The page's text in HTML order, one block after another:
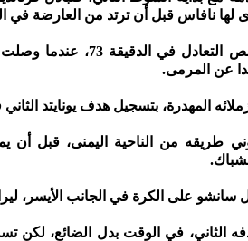
نافاس قبل أن ترتد من العارضة في
وكاد نوتنجهام أن يقتنص
عن المرمى.
المهدرة، بتسجيل هدف يونايتد الثاني في
طريقه من الناحية اليمنى، قبل أن
الثاني، في الوقت بدل الضائع، لكن